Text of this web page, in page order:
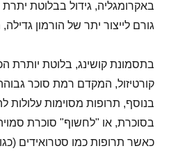
באקרומגליה, גידול בבלוטת
גורם לייצור יתר של הורמון
בתסמונת קושינג, בלוטת יותרת
קורטיזול, המקדם רמת סוכר
בנוסף, תרופות מסוימות
בסוכרת, או "לחשוף" סוכרת
כאשר תרופות כמו סטרואידים